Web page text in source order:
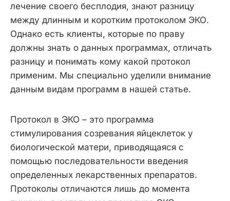
лечение своего бесплодия, знают разницу
между длинным и коротким протоколом ЭКО.
Однако есть клиенты, которые по праву
должны знать о данных программах, отличать
разницу и понимать кому какой протокол
применим. Мы специально уделили внимание
данным видам программ в нашей статье.
Протокол в ЭКО – это программа
стимулирования созревания яйцеклеток у
биологической матери, приводящаяся с
помощью последовательности введения
определенных лекарственных препаратов.
Протоколы отличаются лишь до момента